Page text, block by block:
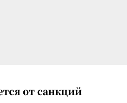
от санкций